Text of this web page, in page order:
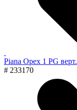
Piana Орех 1 PG верт.
# 233170